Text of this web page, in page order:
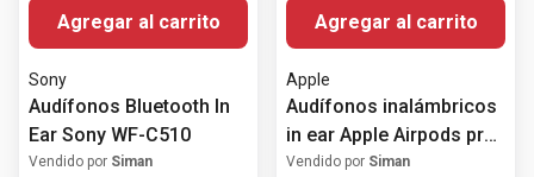
Agregar al carrito
Sony
Audífonos Bluetooth In
Ear Sony WF-C510
Vendido por Siman
Agregar al carrito
Apple
Audífonos inalámbricos
in ear Apple Airpods pro
3 con ANC
Vendido por Siman